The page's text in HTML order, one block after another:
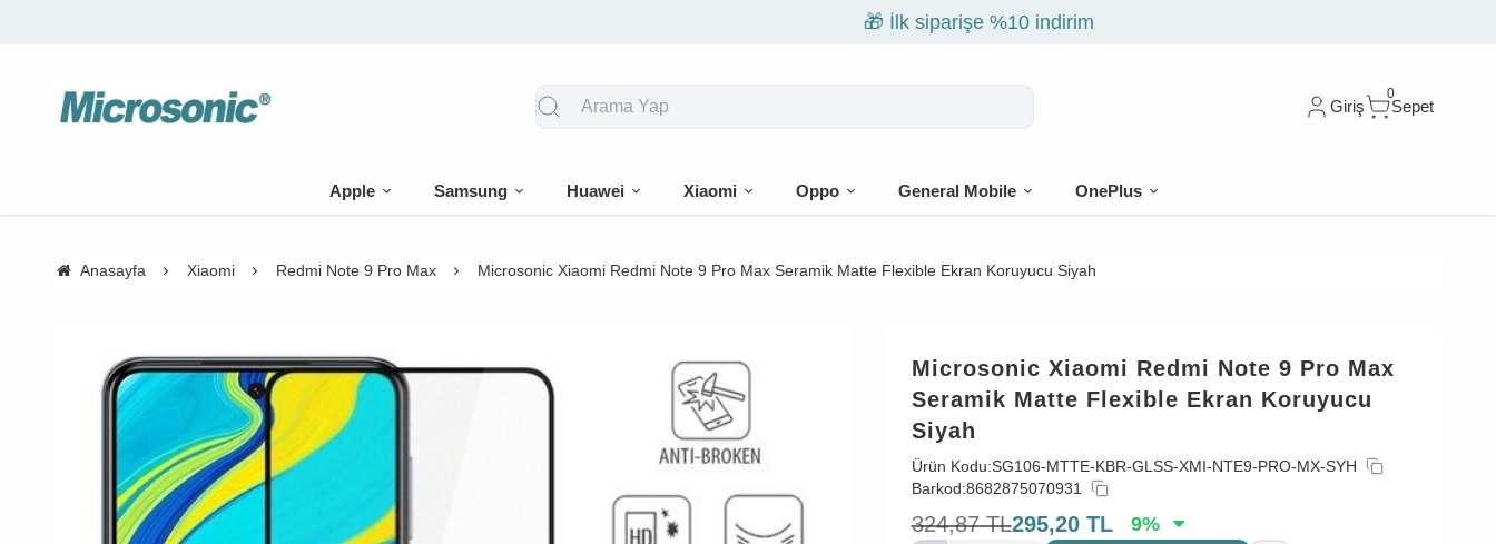
Giriş
0
Sepet
Apple Samsung Huawei Xiaomi Oppo General Mobile OnePlus
Anasayfa Xiaomi Redmi Note 9 Pro Max Microsonic Xiaomi Redmi Note 9 Pro Max Seramik Matte Flexible Ekran Koruyucu Siyah
Microsonic Xiaomi Redmi Note 9 Pro Max
Seramik Matte Flexible Ekran Koruyucu
Siyah
Ürün Kodu:SG106-MTTE-KBR-GLSS-XMI-NTE9-PRO-MX-SYH
Barkod:8682875070931
324,87 TL295,20 TL 9%